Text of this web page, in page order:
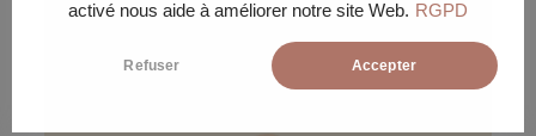
activé nous aide à améliorer notre site Web. RGPD
Refuser Accepter